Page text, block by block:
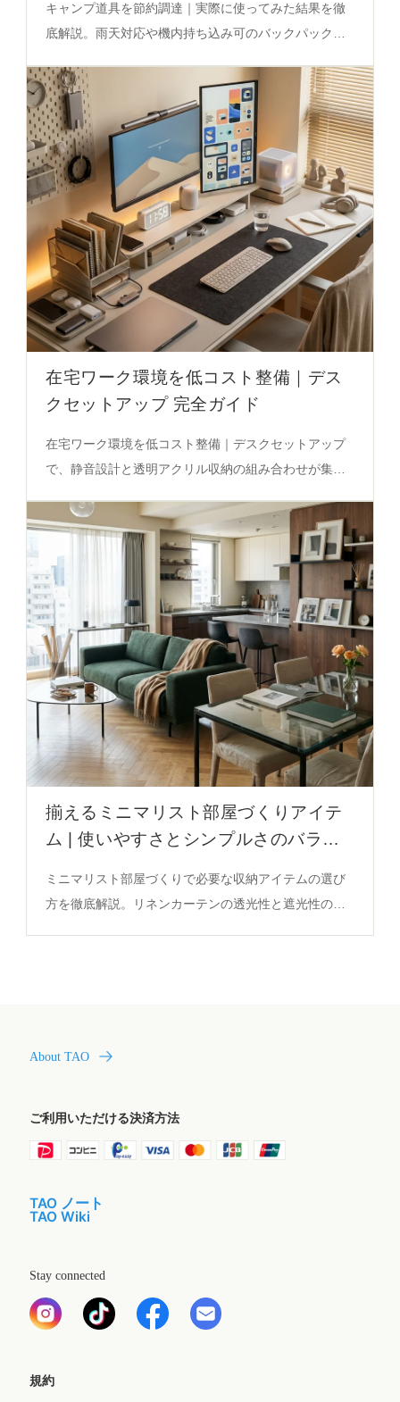
キャンプ道具を節約調達｜実際に使ってみた結果を徹
底解説。雨天対応や機内持ち込み可のバックパック選
イルを実現するための実践的アドバイスを必見。
在宅ワーク環境を低コスト整備｜デス
クセットアップ 完全ガイド
在宅ワーク環境を低コスト整備｜デスクセットアップ
で、静音設計と透明アクリル収納の組み合わせが集中
のガイド。
揃えるミニマリスト部屋づくりアイテ
ム | 使いやすさとシンプルさのバラン
ミニマリスト部屋づくりで必要な収納アイテムの選び
方を徹底解説。リネンカーテンの透光性と遮光性のバ
About TAO
ご利用いただける決済方法
TAO ノート
TAO Wiki
Stay connected
規約